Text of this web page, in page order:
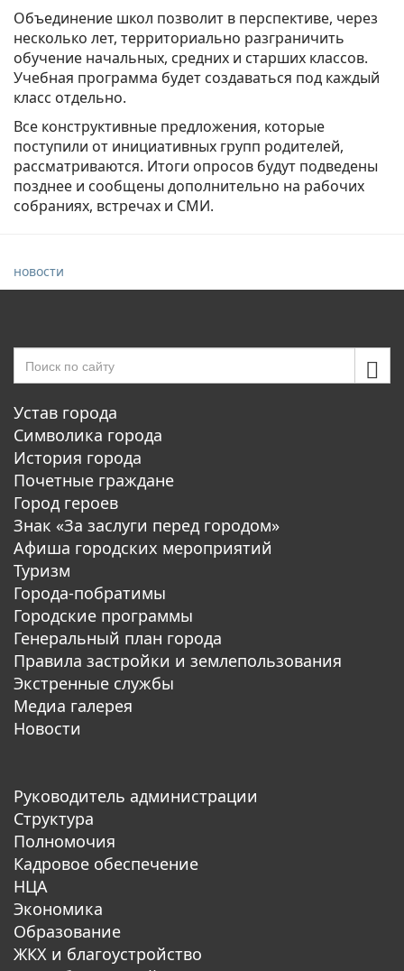
Объединение школ позволит в перспективе, через
несколько лет, территориально разграничить
обучение начальных, средних и старших классов.
Учебная программа будет создаваться под каждый
класс отдельно.
Все конструктивные предложения, которые
поступили от инициативных групп родителей,
рассматриваются. Итоги опросов будут подведены
позднее и сообщены дополнительно на рабочих
собраниях, встречах и СМИ.
новости
Устав города
Символика города
История города
Почетные граждане
Город героев
Знак «За заслуги перед городом»
Афиша городских мероприятий
Туризм
Города-побратимы
Городские программы
Генеральный план города
Правила застройки и землепользования
Экстренные службы
Медиа галерея
Новости
Руководитель администрации
Структура
Полномочия
Кадровое обеспечение
НЦА
Экономика
Образование
ЖКХ и благоустройство